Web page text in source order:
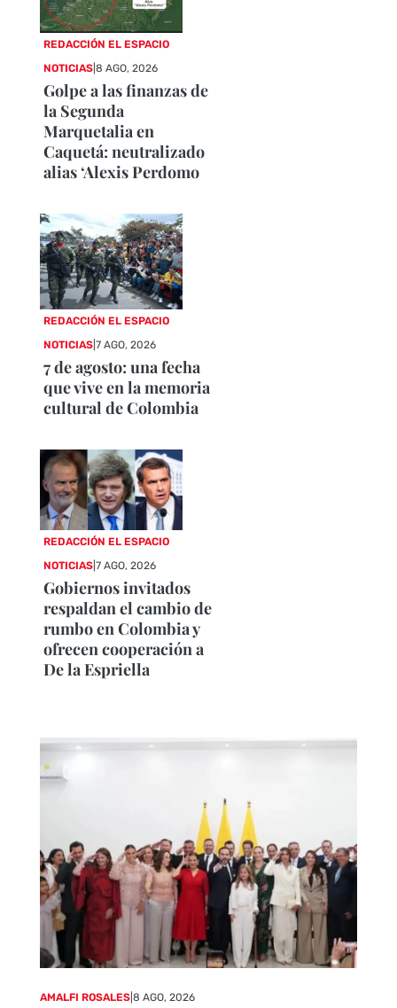
REDACCIÓN EL ESPACIO
NOTICIAS |8 AGO, 2026
Golpe a las finanzas de
la Segunda
Marquetalia en
Caquetá: neutralizado
alias ‘Alexis Perdomo
REDACCIÓN EL ESPACIO
NOTICIAS |7 AGO, 2026
7 de agosto: una fecha
que vive en la memoria
cultural de Colombia
REDACCIÓN EL ESPACIO
NOTICIAS |7 AGO, 2026
Gobiernos invitados
respaldan el cambio de
rumbo en Colombia y
ofrecen cooperación a
De la Espriella
AMALFI ROSALES| 8 AGO, 2026